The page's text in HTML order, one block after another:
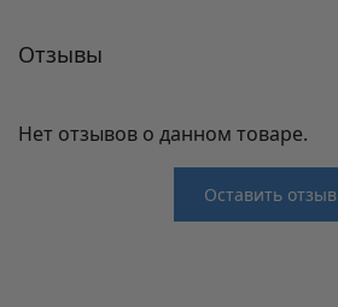
Отзывы
Нет отзывов о данном товаре.
Оставить отзыв